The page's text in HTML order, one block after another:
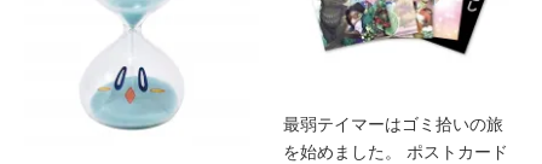
最弱テイマーはゴミ拾いの旅
を始めました。 ポストカード